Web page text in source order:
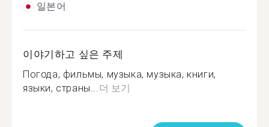
일본어
이야기하고 싶은 주제
Погода, фильмы, музыка, музыка, книги,
языки, страны...더 보기